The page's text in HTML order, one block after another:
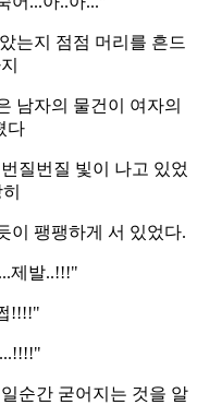
는지 점점 머리를 흔드
남자의 물건이 여자의
다
질번질 빛이 나고 있었
이 팽팽하게 서 있었다.
제발..!!!"
!!!!"
순간 굳어지는 것을 알